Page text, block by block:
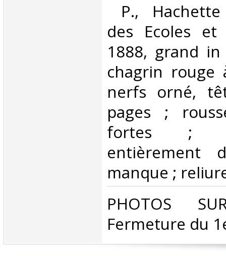
P.,
des Ecoles et
1888, grand
chagrin rouge
nerfs orné,
pages ;
fortes ;
entièrement
manque ;
‎PHOTOS
Fermeture du